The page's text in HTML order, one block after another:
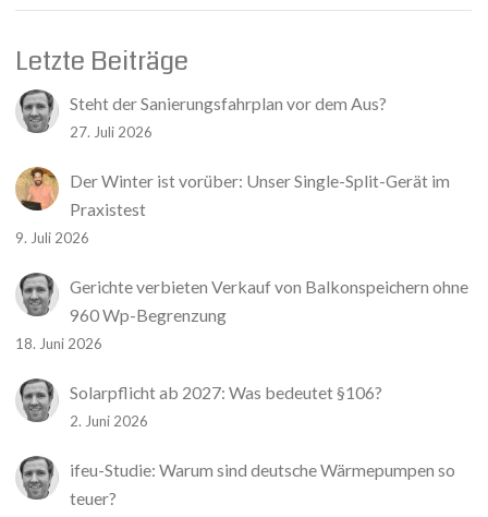
Letzte Beiträge
Steht der Sanierungsfahrplan vor dem Aus?
27. Juli 2026
Der Winter ist vorüber: Unser Single-Split-Gerät im
Praxistest
9. Juli 2026
Gerichte verbieten Verkauf von Balkonspeichern ohne
960 Wp-Begrenzung
18. Juni 2026
Solarpflicht ab 2027: Was bedeutet §106?
2. Juni 2026
ifeu-Studie: Warum sind deutsche Wärmepumpen so
teuer?